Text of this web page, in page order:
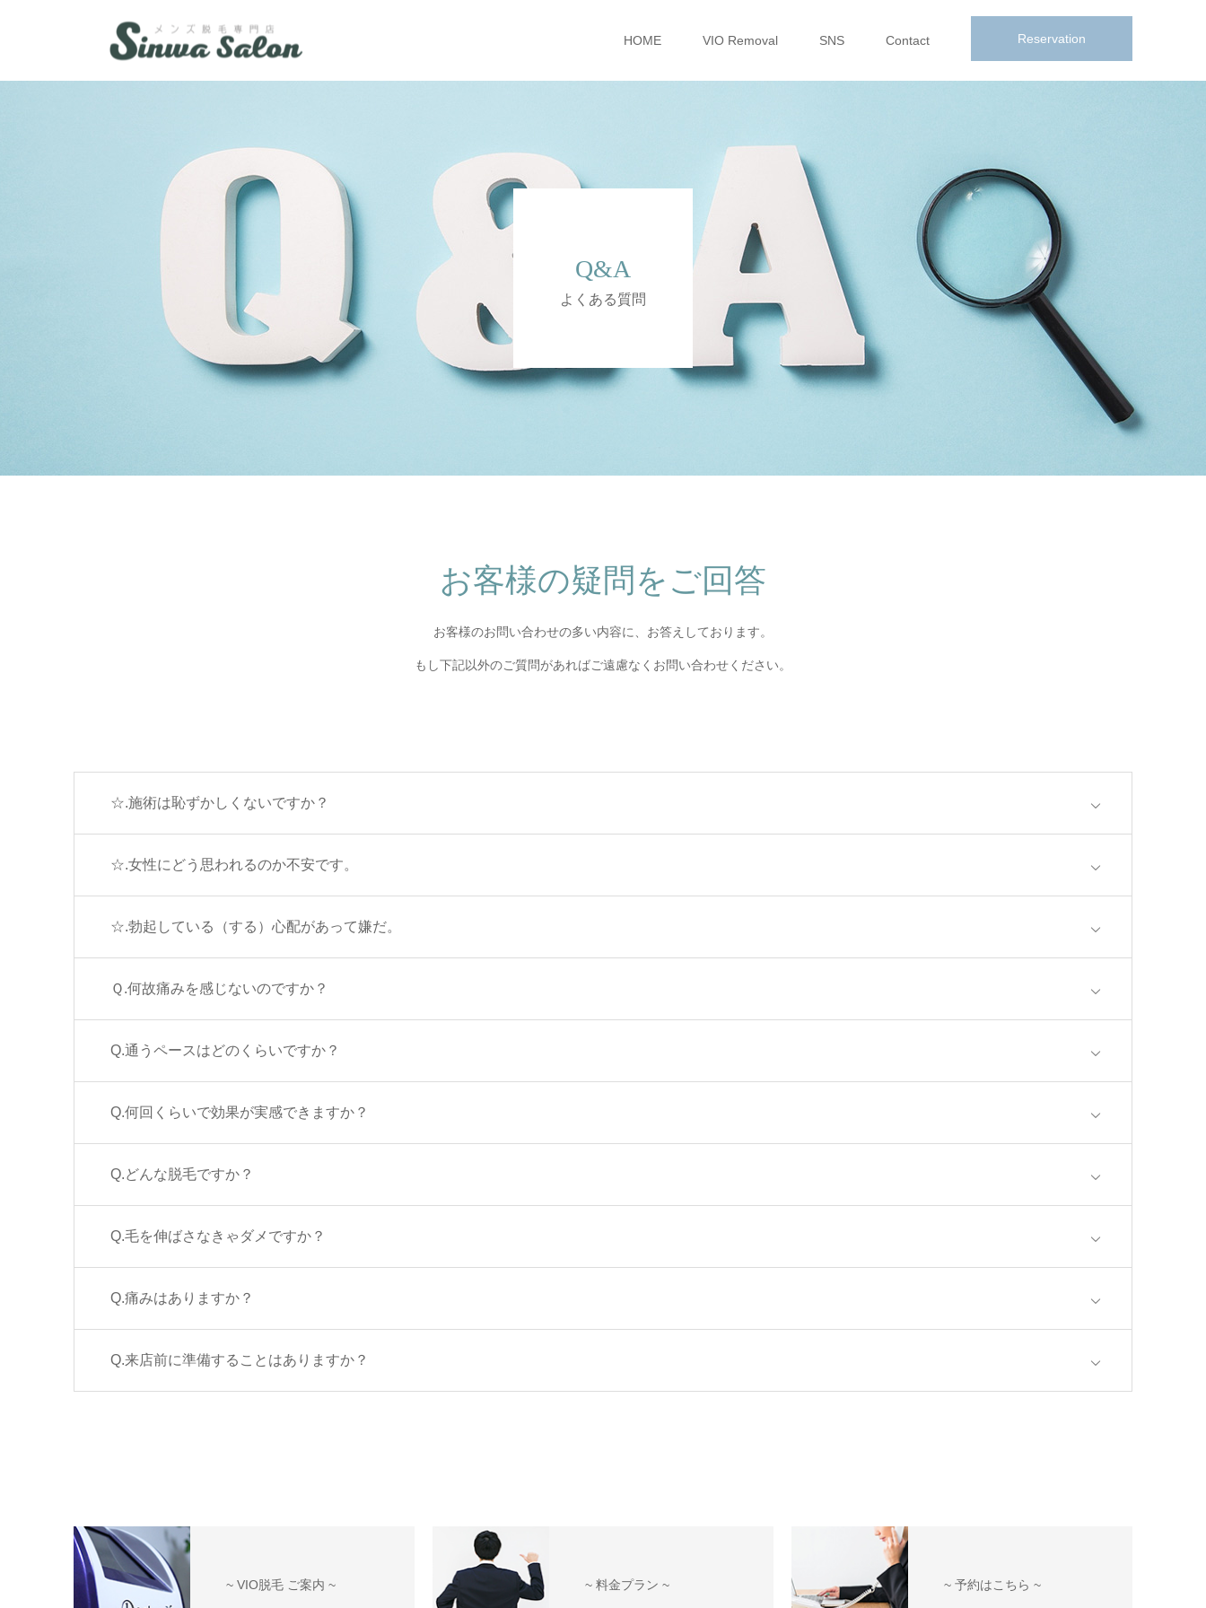
Reservation
HOME VIO Removal SNS Contact
Q&A
よくある質問
お客様の疑問をご回答
お客様のお問い合わせの多い内容に、お答えしております。
もし下記以外のご質問があればご遠慮なくお問い合わせください。
☆.施術は恥ずかしくないですか？
☆.女性にどう思われるのか不安です。
☆.勃起している（する）心配があって嫌だ。
Ｑ.何故痛みを感じないのですか？
Q.通うペースはどのくらいですか？
Q.何回くらいで効果が実感できますか？
Q.どんな脱毛ですか？
Q.毛を伸ばさなきゃダメですか？
Q.痛みはありますか？
Q.来店前に準備することはありますか？
~ VIO脱毛 ご案内 ~ ~ 料金プラン ~ ~ 予約はこちら ~